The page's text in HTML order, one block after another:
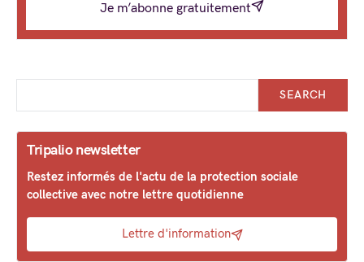
Je m’abonne gratuitement
SEARCH
Tripalio newsletter
Restez informés de l'actu de la protection sociale
collective avec notre lettre quotidienne
Lettre d'information